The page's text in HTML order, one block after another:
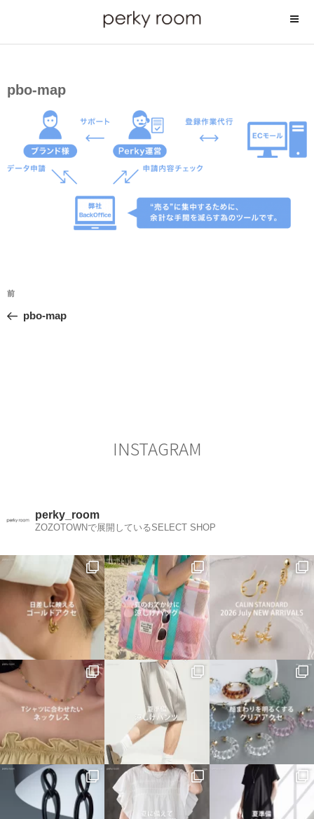
pbo-map
投
ナ
前
の
前
pbo-map
INSTAGRAM
perky_room
ZOZOTOWNで展開しているSELECT SHOP